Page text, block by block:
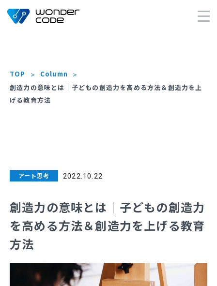
×
TOP
Column
創造力の意味とは｜子どもの創造力を高める方法＆創造力を上
げる教育方法
創造力の意味とは｜子どもの創造力
を高める方法＆創造力を上げる教育
方法
アート思考 2022.10.22